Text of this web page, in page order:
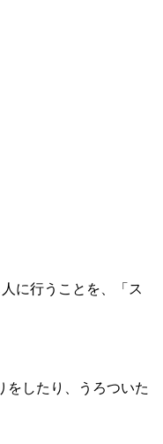
に行うことを、「ス
をしたり、うろついた